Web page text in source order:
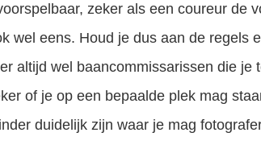
zeker als een coureur de
wel eens. Houd je dus aan de regels
altijd wel baancommissarissen die je
of je op een bepaalde plek mag
duidelijk zijn waar je mag